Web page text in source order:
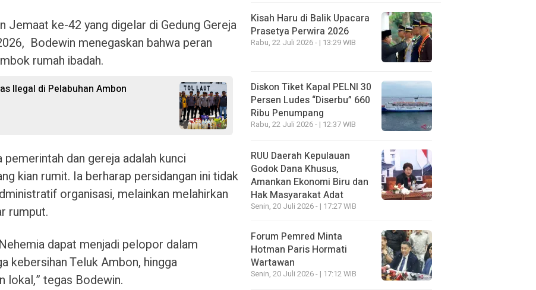
Jemaat ke-42 yang digelar di Gedung Gereja
Bodewin menegaskan bahwa peran
rumah ibadah.
Ilegal di Pelabuhan Ambon
pemerintah dan gereja adalah kunci
kian rumit. Ia berharap persidangan ini tidak
organisasi, melainkan melahirkan
rumput.
dapat menjadi pelopor dalam
kebersihan Teluk Ambon, hingga
lokal,” tegas Bodewin.
Kisah Haru di Balik Upacara
Prasetya Perwira 2026
Rabu, 22 Juli 2026 - | 13:29 WIB
Diskon Tiket Kapal PELNI 30
Persen Ludes “Diserbu” 660
Ribu Penumpang
Rabu, 22 Juli 2026 - | 12:37 WIB
RUU Daerah Kepulauan
Godok Dana Khusus,
Amankan Ekonomi Biru dan
Hak Masyarakat Adat
Senin, 20 Juli 2026 - | 17:27 WIB
Forum Pemred Minta
Hotman Paris Hormati
Wartawan
Senin, 20 Juli 2026 - | 17:12 WIB